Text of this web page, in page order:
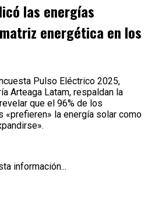
las energías
energética en los
Pulso Eléctrico 2025,
Arteaga Latam, respaldan la
que el 96% de los
«prefieren» la energía solar como
información...